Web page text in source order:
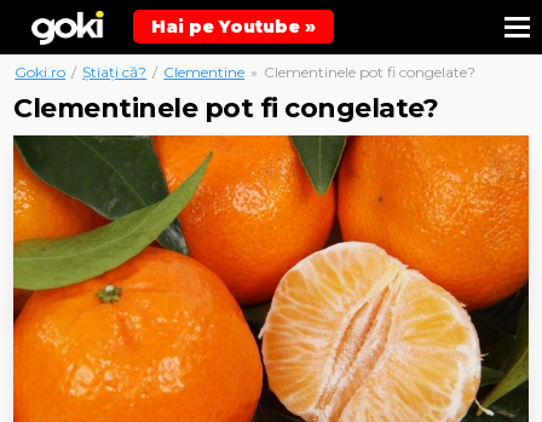
Hai pe Youtube »
Goki.ro / Știați că? / Clementine » Clementinele pot fi congelate?
Clementinele pot fi congelate?